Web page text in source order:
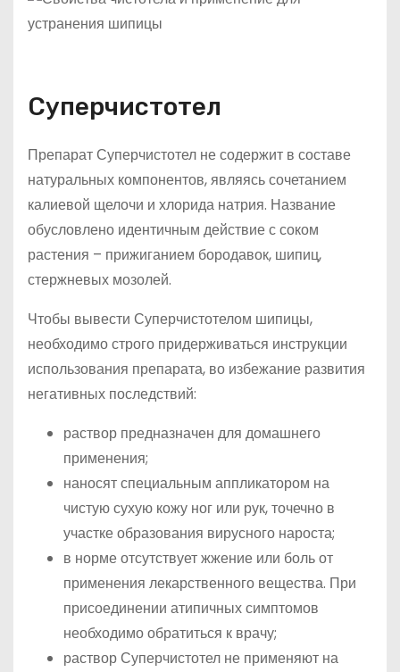
Суперчистотел
Препарат Суперчистотел не содержит в составе
натуральных компонентов, являясь сочетанием
калиевой щелочи и хлорида натрия. Название
обусловлено идентичным действие с соком
растения – прижиганием бородавок, шипиц,
стержневых мозолей.
Чтобы вывести Суперчистотелом шипицы,
необходимо строго придерживаться инструкции
использования препарата, во избежание развития
негативных последствий:
раствор предназначен для домашнего
применения;
наносят специальным аппликатором на
чистую сухую кожу ног или рук, точечно в
участке образования вирусного нароста;
в норме отсутствует жжение или боль от
применения лекарственного вещества. При
присоединении атипичных симптомов
необходимо обратиться к врачу;
раствор Суперчистотел не применяют на